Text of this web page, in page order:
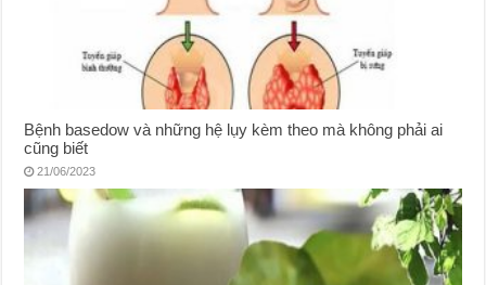
Bệnh basedow và những hệ lụy kèm theo mà không phải ai
cũng biết
21/06/2023